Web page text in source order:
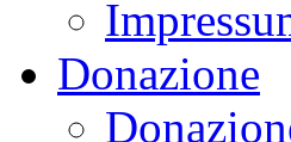
Donazione